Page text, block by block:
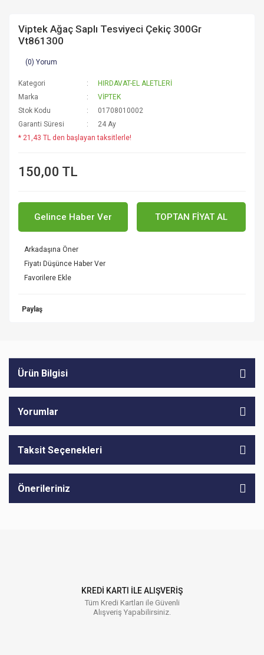
Viptek Ağaç Saplı Tesviyeci Çekiç 300Gr
Vt861300
(0) Yorum
Kategori
HIRDAVAT-EL ALETLERİ
Marka
VİPTEK
Stok Kodu
01708010002
Garanti Süresi
24 Ay
* 21,43 TL den başlayan taksitlerle!
150,00 TL
Gelince Haber Ver TOPTAN FİYAT AL
Arkadaşına Öner
Fiyatı Düşünce Haber Ver
Paylaş
Ürün Bilgisi
Yorumlar
Taksit Seçenekleri
Önerileriniz
KREDİ KARTI İLE ALIŞVERİŞ
Tüm Kredi Kartları ile Güvenli
Alışveriş Yapabilirsiniz.